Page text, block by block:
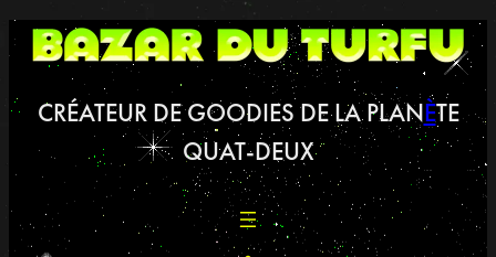
Aller
au
CRÉATEUR DE GOODIES DE LA PLANÈTE
QUAT-DEUX